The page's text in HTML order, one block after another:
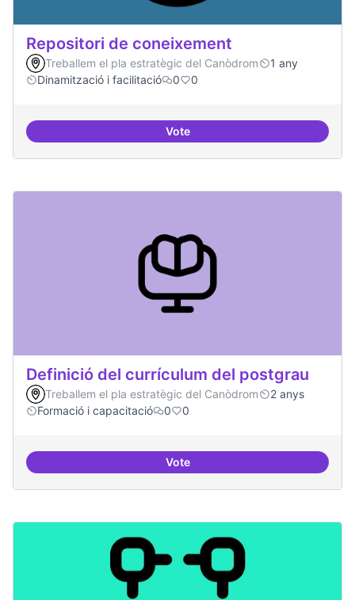
Repositori de coneixement
Treballem el pla estratègic del Canòdrom
1 any
Dinamització i facilitació
0 0
VoteRepositori de coneixement
Definició del currículum del postgrau
Treballem el pla estratègic del Canòdrom
2 anys
Formació i capacitació
0 0
VoteDefinició del currículum del